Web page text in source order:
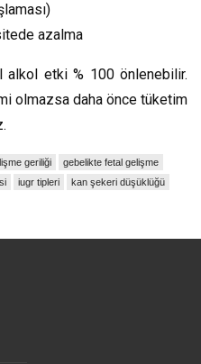
azalma
etki % 100 önlenebilir.
olmazsa daha önce tüketim
geriliği
gebelikte fetal gelişme
iugr tipleri
kan şekeri düşüklüğü